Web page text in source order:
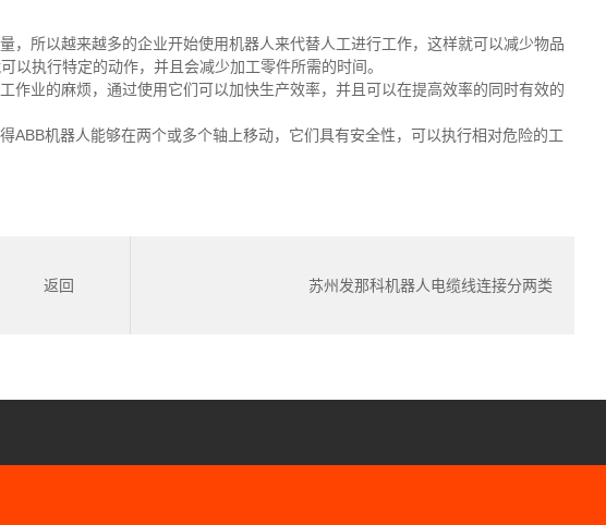
，所以越来越多的企业开始使用机器人来代替人工进行工作，这样就可以减少物品
执行特定的动作，并且会减少加工零件所需的时间。
作业的麻烦，通过使用它们可以加快生产效率，并且可以在提高效率的同时有效的
ABB机器人能够在两个或多个轴上移动，它们具有安全性，可以执行相对危险的工
苏州发那科机器人电缆线连接分两类
返回